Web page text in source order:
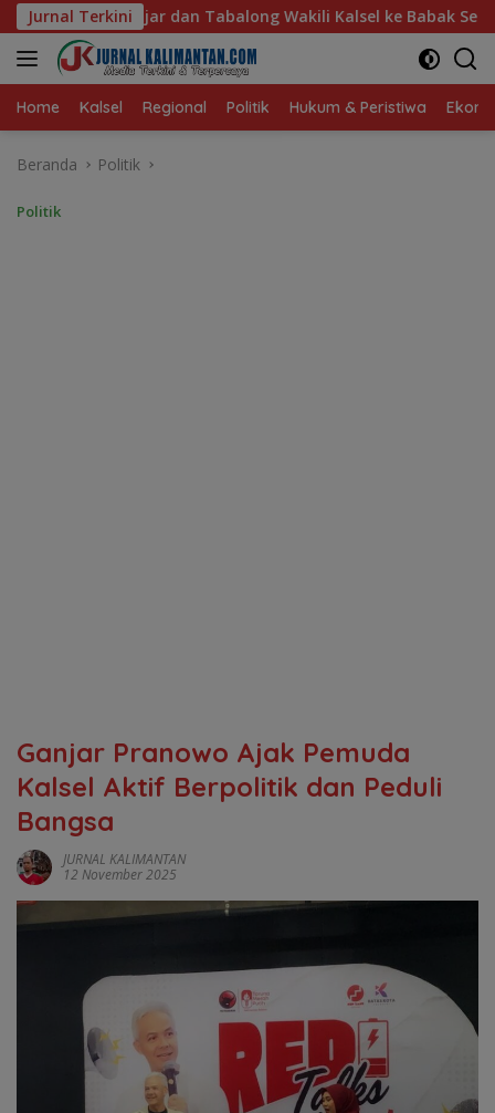
Langsung
ke
konten
Jurnal Terkini
Wakili Kalsel ke Babak Semifinal Gubernur Cup Road
Home Kalsel Regional Politik Hukum & Peristiwa
Beranda Politik
Politik
‎Ganjar Pranowo Ajak Pemuda
Kalsel Aktif Berpolitik dan Peduli
Bangsa
JURNAL KALIMANTAN
12 November 2025